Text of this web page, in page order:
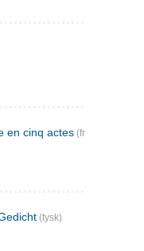
en cinq actes (fransk)
(tysk)